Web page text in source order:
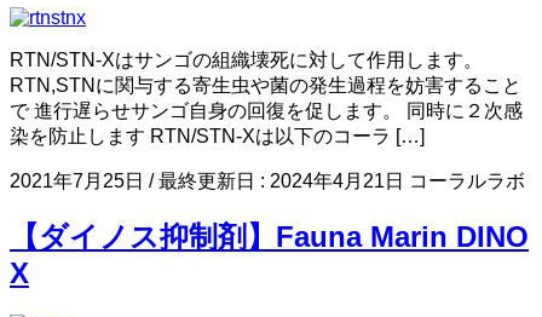
RTN/STN-Xはサンゴの組織壊死に対して作用します。
RTN,STNに関与する寄生虫や菌の発生過程を妨害すること
で 進行遅らせサンゴ自身の回復を促します。 同時に２次感
染を防止します RTN/STN-Xは以下のコーラ […]
2021年7月25日 / 最終更新日 : 2024年4月21日 コーラルラボ
【ダイノス抑制剤】Fauna Marin DINO
X